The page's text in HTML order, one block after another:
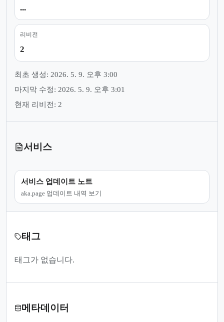
...
리비전
2
최초 생성: 2026. 5. 9. 오후 3:00
마지막 수정: 2026. 5. 9. 오후 3:01
현재 리비전: 2
서비스
서비스 업데이트 노트
aka.page 업데이트 내역 보기
태그
태그가 없습니다.
메타데이터